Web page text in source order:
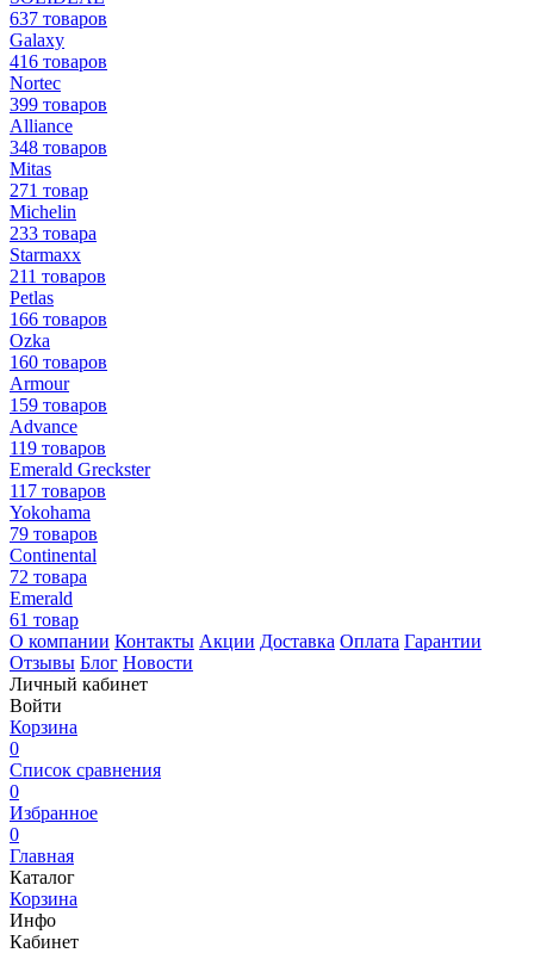
637 товаров
Galaxy
416 товаров
Nortec
399 товаров
Alliance
348 товаров
Mitas
271 товар
Michelin
233 товара
Starmaxx
211 товаров
Petlas
166 товаров
Ozka
160 товаров
Armour
159 товаров
Advance
119 товаров
Emerald Greckster
117 товаров
Yokohama
79 товаров
Continental
72 товара
Emerald
61 товар
О компании Контакты Акции Доставка Оплата Гарантии
Отзывы Блог Новости
Личный кабинет
Войти
Корзина
0
Список сравнения
0
Избранное
0
Главная
Каталог
Корзина
Инфо
Кабинет